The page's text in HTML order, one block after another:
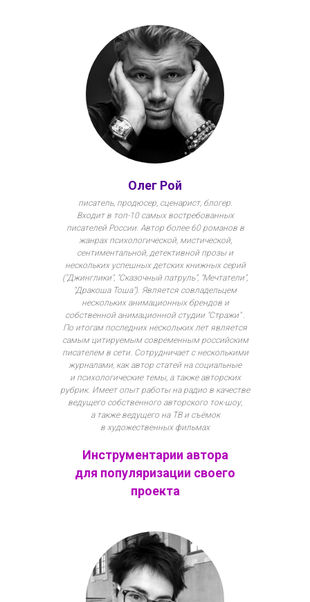
Олег Рой
писатель, продюсер, сценарист, блогер.
Входит в топ-10 самых востребованных
писателей России. Автор более 60 романов в
жанрах психологической, мистической,
сентиментальной, детективной прозы и
нескольких успешных детских книжных серий
("Джинглики", "Сказочный патруль", "Мечтатели",
"Дракоша Тоша"). Является совладельцем
нескольких анимационных брендов и
собственной анимационной студии "Стражи" .
По итогам последних нескольких лет является
самым цитируемым современным российским
писателем в сети. Сотрудничает с несколькими
журналами, как автор статей на социальные
и психологические темы, а также авторских
рубрик. Имеет опыт работы на радио в качестве
ведущего собственного авторского ток-шоу,
а также ведущего на ТВ и съёмок
в художественных фильмах
Инструментарии автора
для популяризации своего
проекта